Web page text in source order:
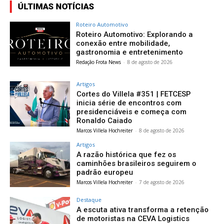
ÚLTIMAS NOTÍCIAS
Roteiro Automotivo
Roteiro Automotivo: Explorando a
conexão entre mobilidade,
gastronomia e entretenimento
Redação Frota News - 8 de agosto de 2026
Artigos
Cortes do Villela #351 | FETCESP
inicia série de encontros com
presidenciáveis e começa com
Ronaldo Caiado
Marcos Villela Hochreiter - 8 de agosto de 2026
Artigos
A razão histórica que fez os
caminhões brasileiros seguirem o
padrão europeu
Marcos Villela Hochreiter - 7 de agosto de 2026
Destaque
A escuta ativa transforma a retenção
de motoristas na CEVA Logistics